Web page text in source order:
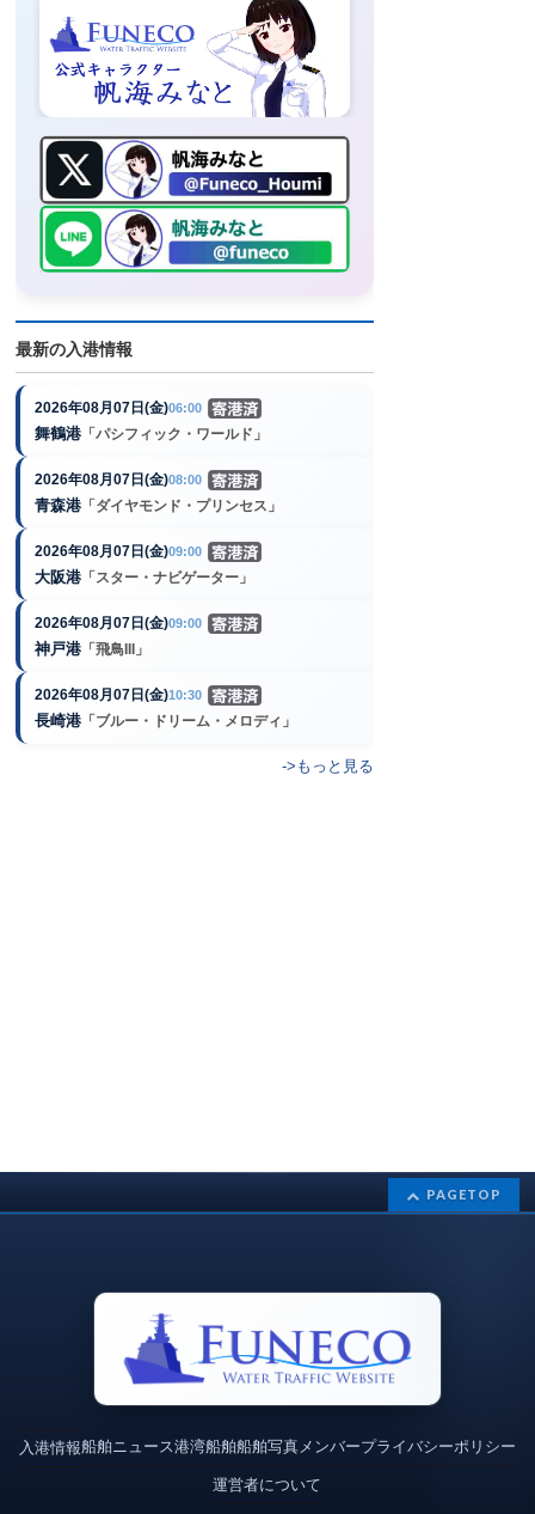
最新の入港情報
2026年08月07日(金)06:00
舞鶴港 「パシフィック・ワールド」
2026年08月07日(金)08:00
青森港 「ダイヤモンド・プリンセス」
2026年08月07日(金)09:00
大阪港 「スター・ナビゲーター」
2026年08月07日(金)09:00
神戸港 「飛鳥III」
2026年08月07日(金)10:30
長崎港 「ブルー・ドリーム・メロディ」
->もっと見る
PAGETOP
入港情報船舶ニュース港湾船舶船舶写真メンバープライバシーポリシー
運営者について